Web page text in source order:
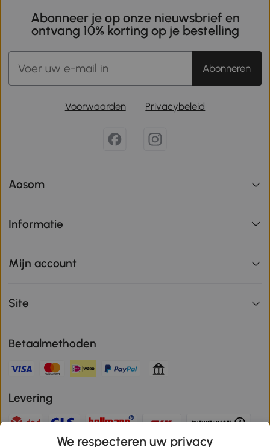
Abonneer je op onze nieuwsbrief en
ontvang 10% korting op je bestelling
Abonneren
Voorwaarden Privacybeleid
Aosom
Informatie
Mijn account
Site
Betaalmethoden
Levering
We respecteren uw privacy